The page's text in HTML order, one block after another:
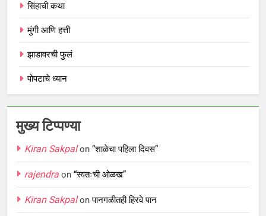
सिंहाची कथा
मुंगी आणि हत्ती
झाडावरची फुलं
पोपटाचे ध्यान
मुख्य टिप्पण्या
Kiran Sakpalon “शाळेचा पहिला दिवस”
rajendra on “स्वतःची ओळख”
Kiran Sakpalonपानगळीतही हिरवे पान